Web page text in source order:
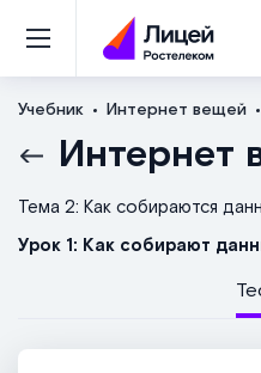
Учебник Интернет вещей
Интернет
Тема 2: Как собираются
Урок 1: Как собирают